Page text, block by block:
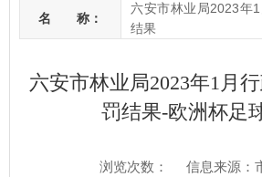
名 称：
六安市林业局2023年
结果
六安市林业局2023年1月
罚结果-欧洲杯足
浏览次数：
信息来源：